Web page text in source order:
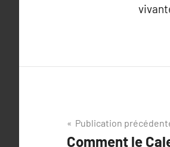
Navigation
Publication
Comment le